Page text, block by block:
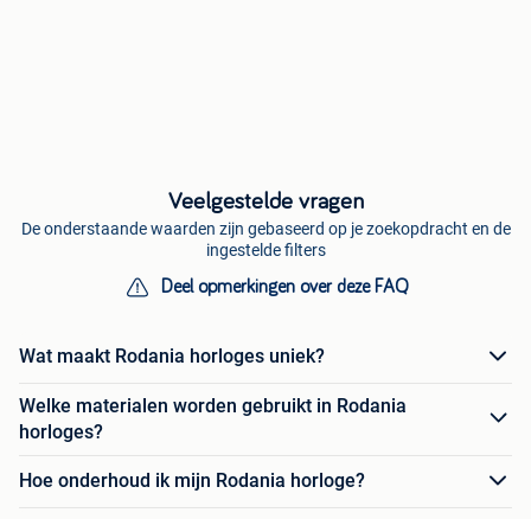
Veelgestelde vragen
De onderstaande waarden zijn gebaseerd op je zoekopdracht en de
ingestelde filters
Deel opmerkingen over deze FAQ
Wat maakt Rodania horloges uniek?
Welke materialen worden gebruikt in Rodania
horloges?
Hoe onderhoud ik mijn Rodania horloge?